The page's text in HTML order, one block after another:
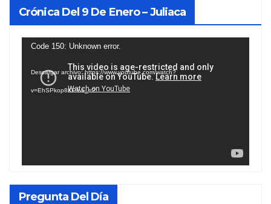
Crónica Del 9 De Enero – Juliaca
Reproductor
vídeo
Code 150: Unknown error.
Descargar archivo: https://www.youtube.com/watch?
v=EhSPkop8KPY&_=2
Pregunta Del Día